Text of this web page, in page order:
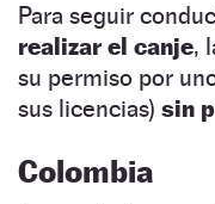
Para seguir
realizar el canje,
su permiso por
sus licencias) sin
Colombia